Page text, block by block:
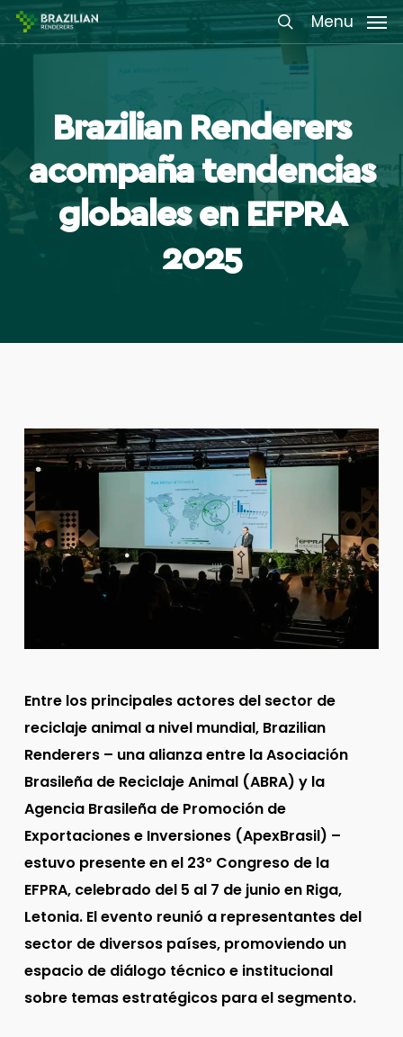
Skip
to
search
Menu
Brazilian Renderers
acompaña tendencias
globales en EFPRA
2025
Entre los principales actores del sector de
reciclaje animal a nivel mundial, Brazilian
Renderers – una alianza entre la Asociación
Brasileña de Reciclaje Animal (ABRA) y la
Agencia Brasileña de Promoción de
Exportaciones e Inversiones (ApexBrasil) –
estuvo presente en el 23º Congreso de la
EFPRA, celebrado del 5 al 7 de junio en Riga,
Letonia. El evento reunió a representantes del
sector de diversos países, promoviendo un
espacio de diálogo técnico e institucional
sobre temas estratégicos para el segmento.
Menu